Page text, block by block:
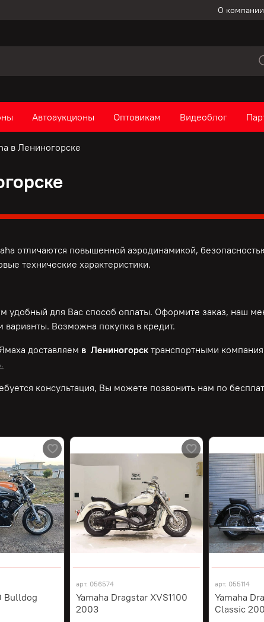
О компании
Автоаукционы Оптовикам Видеоблог
в Лениногорске
отличаются повышенной аэродинамикой,
технические характеристики.
для Вас способ оплаты. Оформите заказ, наш
Возможна покупка в кредит.
доставляем в Лениногорск транспортными
консультация, Вы можете позвонить нам по
Bulldog
арт. 056574
Yamaha Dragstar XVS1100
2003
арт. 055114
Yamaha
Classic